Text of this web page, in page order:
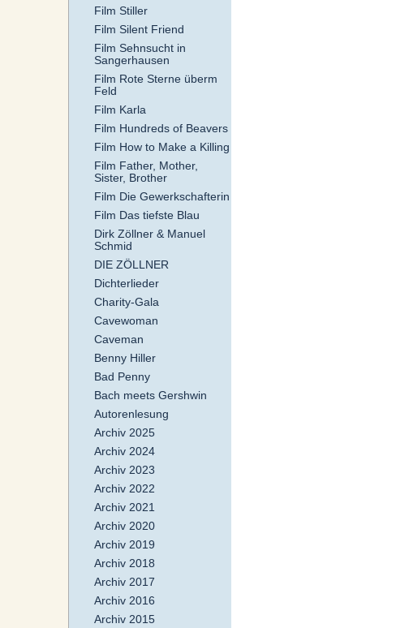
Film Stiller
Film Silent Friend
Film Sehnsucht in
Sangerhausen
Film Rote Sterne überm
Feld
Film Karla
Film Hundreds of Beavers
Film How to Make a Killing
Film Father, Mother,
Sister, Brother
Film Die Gewerkschafterin
Film Das tiefste Blau
Dirk Zöllner & Manuel
Schmid
DIE ZÖLLNER
Dichterlieder
Charity-Gala
Cavewoman
Caveman
Benny Hiller
Bad Penny
Bach meets Gershwin
Autorenlesung
Archiv 2025
Archiv 2024
Archiv 2023
Archiv 2022
Archiv 2021
Archiv 2020
Archiv 2019
Archiv 2018
Archiv 2017
Archiv 2016
Archiv 2015